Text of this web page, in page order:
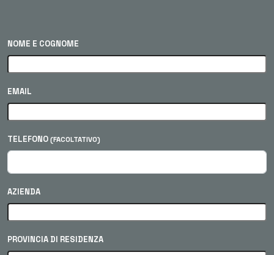
NOME E COGNOME
EMAIL
TELEFONO (FACOLTATIVO)
AZIENDA
PROVINCIA DI RESIDENZA